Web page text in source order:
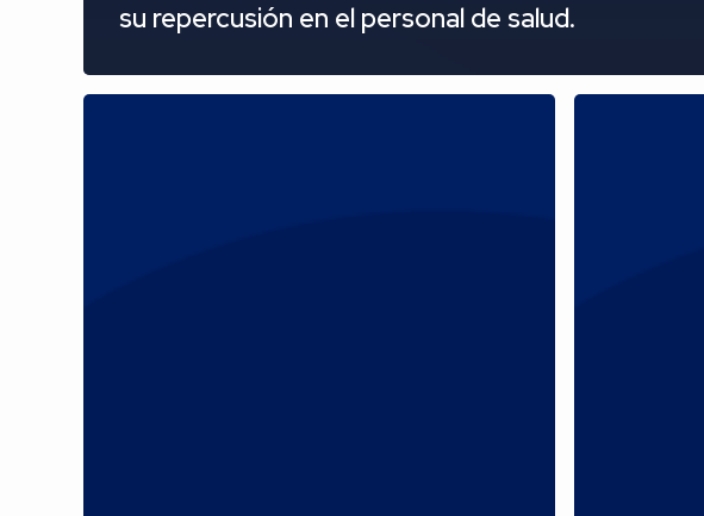
su repercusión en el personal de salud.